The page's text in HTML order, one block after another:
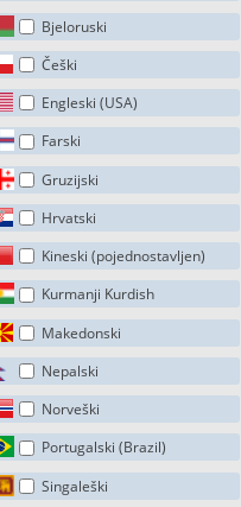
Bjeloruski
Češki
Engleski (USA)
Farski
Gruzijski
Hrvatski
Kineski (pojednostavljen)
Kurmanji Kurdish
Makedonski
Nepalski
Norveški
Portugalski (Brazil)
Singaleški